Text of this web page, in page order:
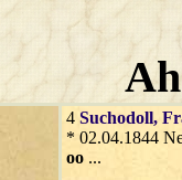
4 Suchodoll,
* 02.04.1844
oo ...